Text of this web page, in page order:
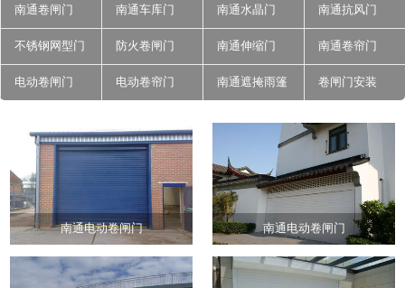
南通卷闸门 南通车库门 南通水晶门 南通抗风门
不锈钢网型门 防火卷闸门 南通伸缩门 南通卷帘门
电动卷闸门 电动卷帘门 南通遮掩雨篷 卷闸门安装
南通电动卷闸门 南通电动卷闸门